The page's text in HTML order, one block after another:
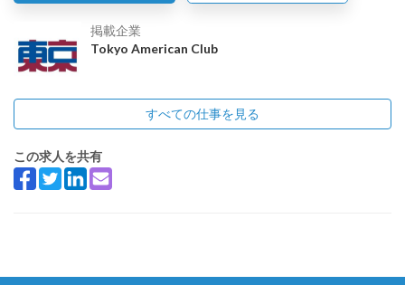
掲載企業
Tokyo American Club
すべての仕事を見る
この求人を共有